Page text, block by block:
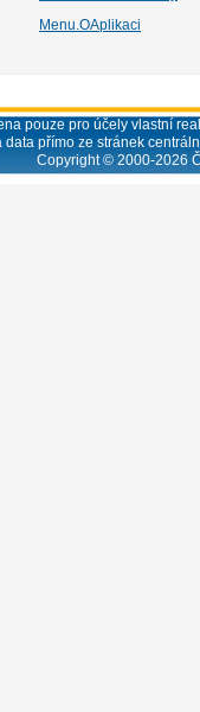
Menu.OAplikaci
pouze pro účely vlastní
data přímo ze stránek
Copyright © 2000-2026